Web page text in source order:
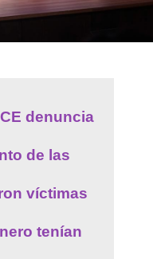
denuncia
de las
víctimas
tenían